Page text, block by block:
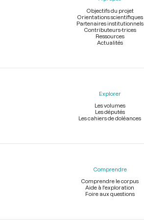
Objectifs du projet
Orientations scientifiques
Partenaires institutionnels
Contributeurs-trices
Ressources
Actualités
Explorer
Les volumes
Les députés
Les cahiers de doléances
Comprendre
Comprendre le corpus
Aide à l'exploration
Foire aux questions